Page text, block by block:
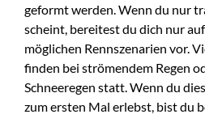
geformt werden. Wenn du nur
scheint, bereitest du dich nur
möglichen Rennszenarien vor.
finden bei strömendem Regen
Schneeregen statt. Wenn du
zum ersten Mal erlebst, bist du